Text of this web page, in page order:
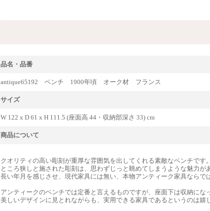
品名・品番
antique65192 ベンチ 1900年頃 オーク材 フランス
サイズ
W 122 x D 61 x H 111.5 (座面高 44・収納部深さ 33) cm
商品について
クオリティの高い彫刻が重厚な雰囲気を出してくれる素敵なベンチです。
ところ狭しと施された彫刻は、思わずじっと眺めてしまうような魅力が
長い年月を感じさせ、現代家具には無い、本物アンティーク家具ならで
アンティークのベンチでは定番と言えるものですが、座面下は収納にな
美しいデザインに見とれながらも、実用できる家具であるというのは嬉